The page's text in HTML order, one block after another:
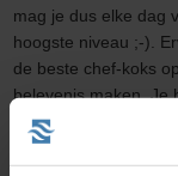
mag je dus elke dag
hoogste niveau ;-).
de beste chef-koks
belevenis maken. Je
‘Grand Dining
schip over twee